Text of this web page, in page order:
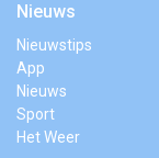
Nieuws
Nieuwstips
App
Nieuws
Sport
Het Weer